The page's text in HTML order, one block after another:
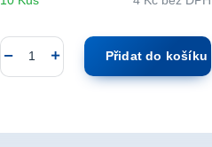
Přidat do košíku